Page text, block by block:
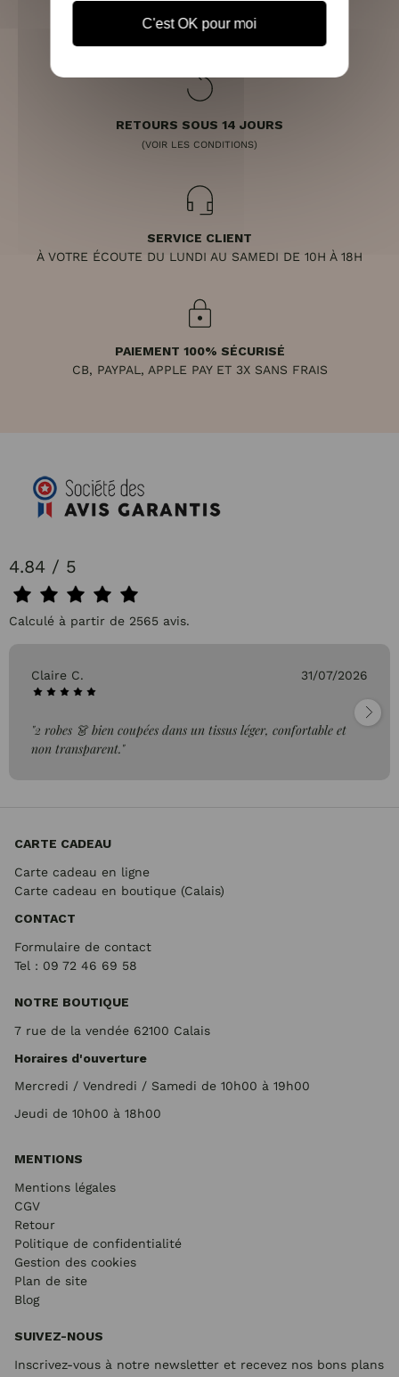
OFFERTE DÈS 70€
RETOURS SOUS 14 JOURS
(VOIR LES CONDITIONS)
SERVICE CLIENT
À VOTRE ÉCOUTE DU LUNDI AU SAMEDI DE 10H À 18H
PAIEMENT 100% SÉCURISÉ
CB, PAYPAL, APPLE PAY ET 3X SANS FRAIS
4.84 / 5
Calculé à partir de 2565 avis.
Claire C. 31/07/2026
"2 robes 👗 bien coupées dans un tissus léger, confortable et
non transparent."
CARTE CADEAU
Carte cadeau en ligne
Carte cadeau en boutique (Calais)
CONTACT
Formulaire de contact
Tel : 09 72 46 69 58
NOTRE BOUTIQUE
7 rue de la vendée 62100 Calais
Horaires d'ouverture
Mercredi / Vendredi / Samedi de 10h00 à 19h00
Jeudi de 10h00 à 18h00
MENTIONS
Mentions légales
CGV
Retour
Politique de confidentialité
Gestion des cookies
Plan de site
Blog
SUIVEZ-NOUS
Inscrivez-vous à notre newsletter et recevez nos bons plans
C'est OK pour moi